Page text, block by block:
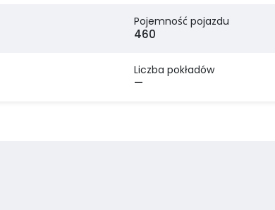
Pojemność pojazdu
460
Liczba pokładów
—